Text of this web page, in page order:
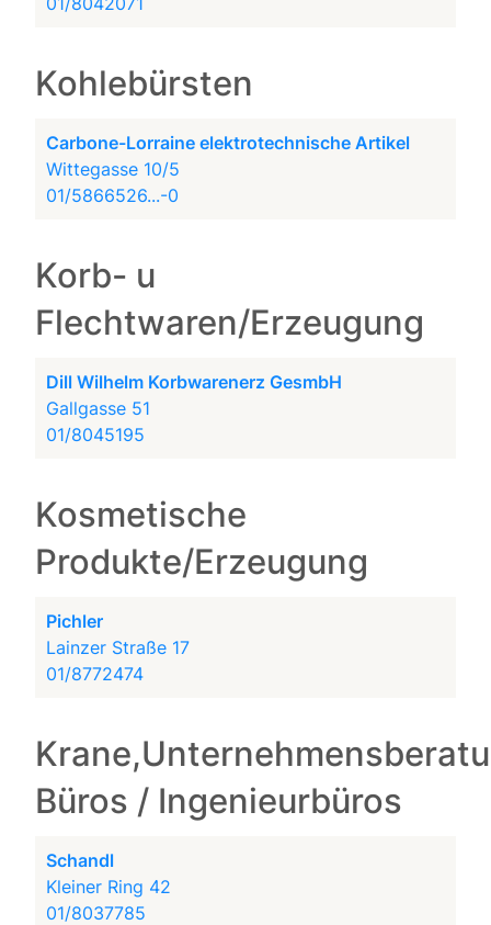
Kohlebürsten
Carbone-Lorraine elektrotechnische Artikel
Wittegasse 10/5
01/5866526...-0
Korb- u
Flechtwaren/Erzeugung
Dill Wilhelm Korbwarenerz GesmbH
Gallgasse 51
01/8045195
Kosmetische
Produkte/Erzeugung
Pichler
Lainzer Straße 17
01/8772474
Büros / Ingenieurbüros
Schandl
Kleiner Ring 42
01/8037785